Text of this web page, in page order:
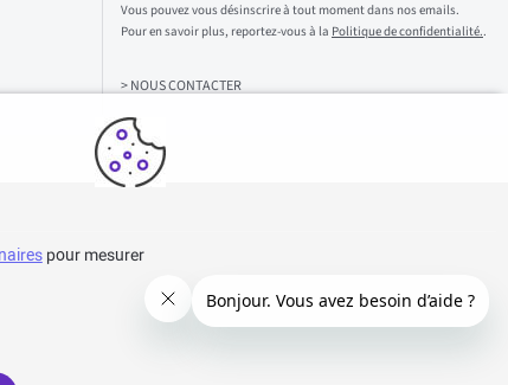
s
i
s
e
z
v
o
t
e
Vous pouvez vous désinscrire à tout moment dans nos emails.
Pour en savoir plus, reportez-vous à la Politique de confidentialité..
> NOUS CONTACTER
pour mesurer